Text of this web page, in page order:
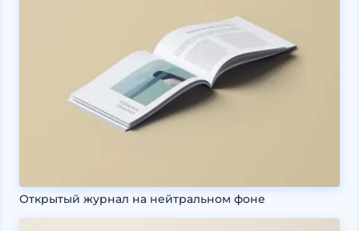
Открытый журнал на нейтральном фоне